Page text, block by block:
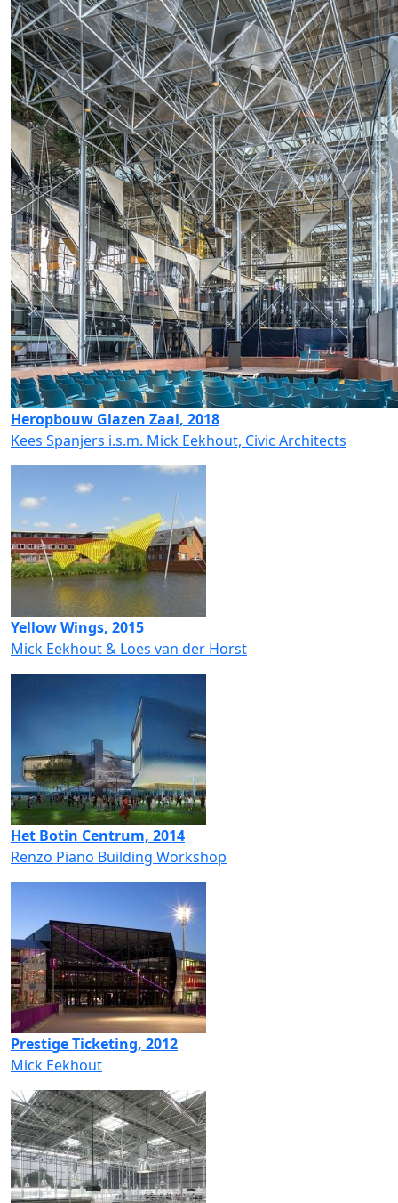
Heropbouw Glazen Zaal, 2018
Kees Spanjers i.s.m. Mick Eekhout, Civic Architects
Yellow Wings, 2015
Mick Eekhout & Loes van der Horst
Het Botin Centrum, 2014
Renzo Piano Building Workshop
Prestige Ticketing, 2012
Mick Eekhout